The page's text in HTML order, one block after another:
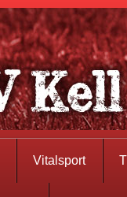
Vitalsport